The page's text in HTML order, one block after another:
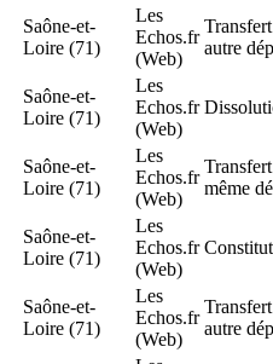
Saône-et-
Loire (71)
Les
Echos.fr
(Web)
autre
Saône-et-
Loire (71)
Les
Echos.fr
(Web)
Saône-et-
Loire (71)
Les
Echos.fr
(Web)
même
Saône-et-
Loire (71)
Les
Echos.fr
(Web)
Saône-et-
Loire (71)
Les
Echos.fr
(Web)
autre